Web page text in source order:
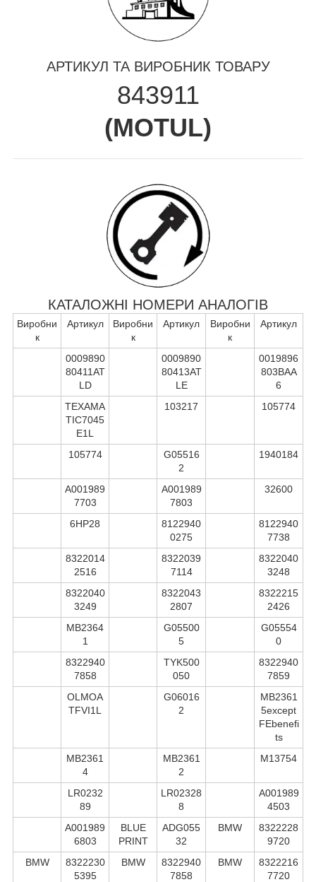
АРТИКУЛ ТА ВИРОБНИК ТОВАРУ
843911
(MOTUL)
КАТАЛОЖНІ НОМЕРИ АНАЛОГІВ
Виробни
к
Артикул
Виробни
к
Артикул
Виробни
к
Артикул
0009890
80411AT
LD
0009890
80413AT
LE
0019896
803BAA
6
TEXAMA
TIC7045
E1L
103217 105774
105774
G05516
2
1940184
A001989
7703
A001989
7803
32600
6HP28
8122940
0275
8122940
7738
8322014
2516
8322039
7114
8322040
3248
8322040
3249
8322043
2807
8322215
2426
MB2364
1
G05500
5
G05554
0
8322940
7858
TYK500
050
8322940
7859
OLMOA
TFVI1L
G06016
2
MB2361
5except
FEbenefi
ts
MB2361
4
MB2361
2
M13754
LR0232
89
LR02328
8
A001989
4503
A001989
6803
BLUE
PRINT
ADG055
32
BMW
8322228
9720
BMW
8322230
5395
BMW
8322940
7858
BMW
8322216
7720